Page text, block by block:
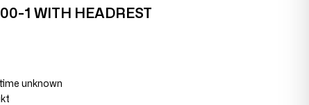
1 WITH HEADREST
unknown